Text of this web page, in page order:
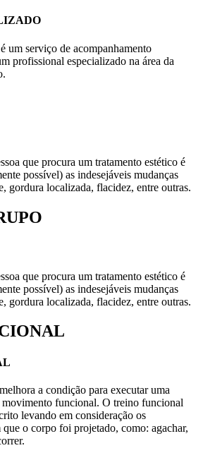
um serviço de acompanhamento
profissional especializado na área da
que procura um tratamento estético é
possível) as indesejáveis mudanças
gordura localizada, flacidez, entre outras.
que procura um tratamento estético é
possível) as indesejáveis mudanças
gordura localizada, flacidez, entre outras.
a condição para executar uma
movimento funcional. O treino funcional
levando em consideração os
o corpo foi projetado, como: agachar,